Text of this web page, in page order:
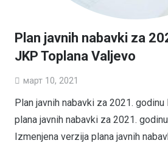
Plan javnih nabavki za
JKP Toplana Valjevo
март 10, 2021
Plan javnih nabavki za 2021.
plana javnih nabavki za 2021.
Izmenjena verzija plana javnih